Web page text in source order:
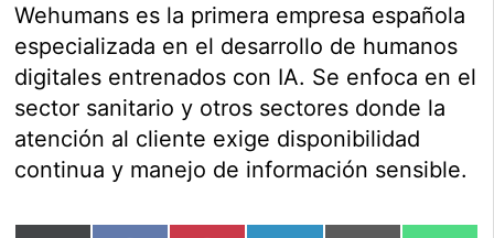
Wehumans es la primera empresa española
especializada en el desarrollo de humanos
digitales entrenados con IA. Se enfoca en el
sector sanitario y otros sectores donde la
atención al cliente exige disponibilidad
continua y manejo de información sensible.